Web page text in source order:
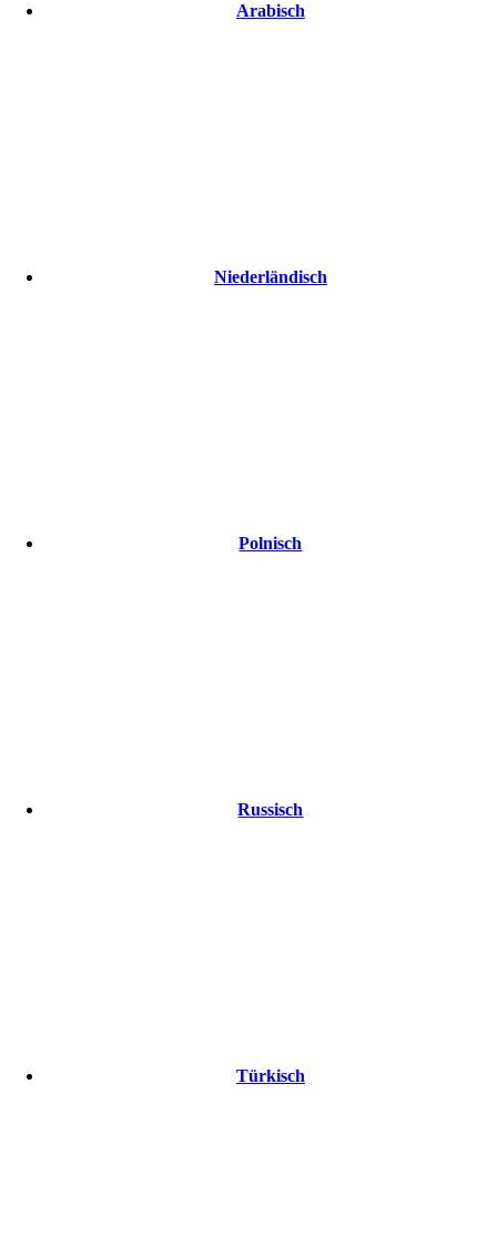
Arabisch
Niederländisch
Polnisch
Russisch
Türkisch